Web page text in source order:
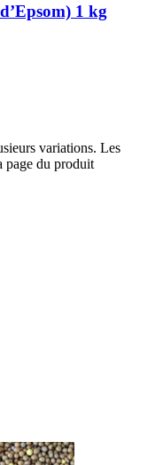
1 kg
variations. Les
page du produit